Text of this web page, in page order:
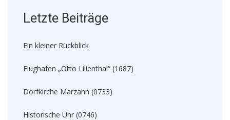
Letzte Beiträge
Ein kleiner Rückblick
Flughafen „Otto Lilienthal“ (1687)
Dorfkirche Marzahn (0733)
Historische Uhr (0746)